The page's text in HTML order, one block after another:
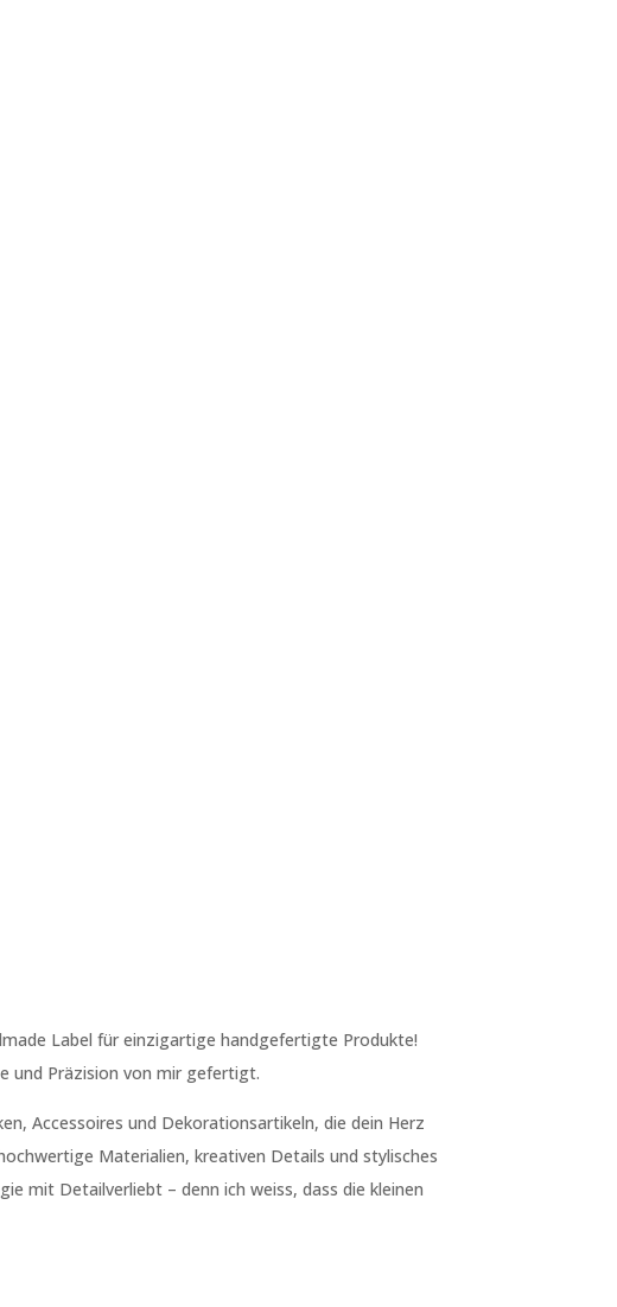
Label für einzigartige handgefertigte Produkte!
und Präzision von mir gefertigt.
Accessoires und Dekorationsartikeln, die dein Herz
Materialien, kreativen Details und stylisches
mit Detailverliebt – denn ich weiss, dass die kleinen